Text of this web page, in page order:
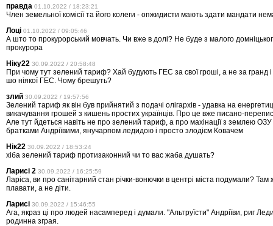
правда 01.10.2022 / 18:23:21
Член земельної комісії та його колеги - опжидисти мають здати мандати
Лоці 01.10.2022 / 09:05:46
А што то прокурорський мовчать. Чи вже в долі? Не буде з малого
прокурора
Ніку22 30.09.2022 / 20:58:48
При чому тут зелений тариф? Хай будують ГЕС за свої гроші, а не за гранд
шо ніякої ГЕС. Чому брешуть?
злий 30.09.2022 / 19:57:56
Зелений тариф як він був прийнятий з подачі олігархів - удавка на
викачування грошей з кишень простих українців. Про це вже писано-
Але тут йдеться навіть не про зелений тариф, а про махінації з землею
братками Андріївими, янучарпом ледидою і просто злодієм Ковачем
Нік22 30.09.2022 / 18:53:24
хіба зелений тариф протизаконний чи то вас жаба душать?
Ларисі 2 30.09.2022 / 16:25:59
Ларіса, ви про санітарний стан річки-вонючки в центрі міста подумали? Там
плавати, а не діти.
Ларисі 30.09.2022 / 15:46:55
Ага, якраз ці про людей насамперед і думали. "Альтруїсти" Андріїви, риг
родинна зграя.